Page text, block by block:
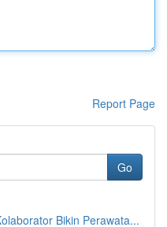
Report Page
Go
Bikin Perawata...